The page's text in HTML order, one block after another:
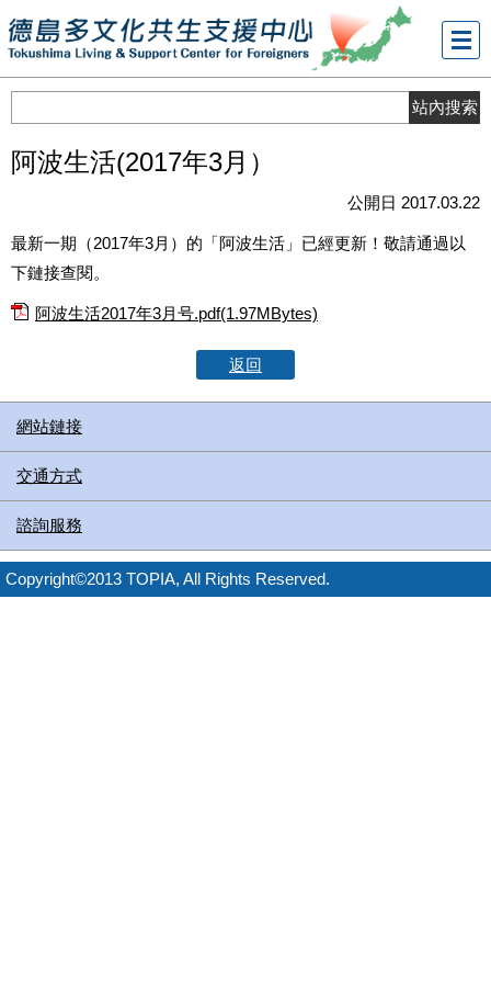
メニ
ュー
阿波生活(2017年3月）
公開日 2017.03.22
最新一期（2017年3月）的「阿波生活」已經更新！敬請通過以
下鏈接查閱。
阿波生活2017年3月号.pdf(1.97MBytes)
返回
網站鏈接
交通方式
諮詢服務
Copyright©2013 TOPIA, All Rights Reserved.